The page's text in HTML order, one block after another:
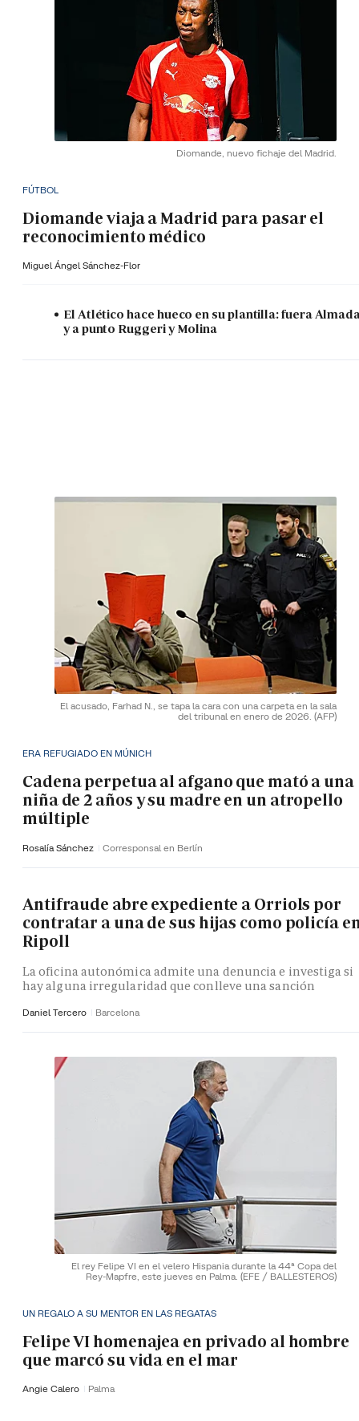
Diomande, nuevo fichaje del Madrid.
FÚTBOL
Diomande viaja a Madrid para pasar el
reconocimiento médico
Miguel Ángel Sánchez-Flor
El Atlético hace hueco en su plantilla: fuera
y a punto Ruggeri y Molina
El acusado, Farhad N., se tapa la cara con una carpeta en la sala
del tribunal en enero de 2026. (AFP)
ERA REFUGIADO EN MÚNICH
Cadena perpetua al afgano que mató a una
niña de 2 años y su madre en un atropello
múltiple
Rosalía Sánchez Corresponsal en Berlín
Antifraude abre expediente a Orriols por
contratar a una de sus hijas como policía
Ripoll
La oficina autonómica admite una denuncia e investiga si
hay alguna irregularidad que conlleve una sanción
Daniel Tercero Barcelona
El rey Felipe VI en el velero Hispania durante la 44ª Copa del
Rey-Mapfre, este jueves en Palma. (EFE / BALLESTEROS)
UN REGALO A SU MENTOR EN LAS REGATAS
Felipe VI homenajea en privado al hombre
que marcó su vida en el mar
Angie Calero Palma